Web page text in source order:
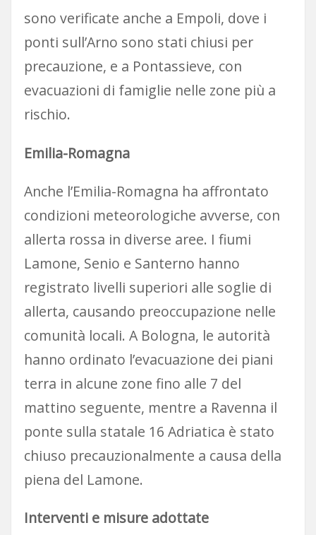
sono verificate anche a Empoli, dove i
ponti sull’Arno sono stati chiusi per
precauzione, e a Pontassieve, con
evacuazioni di famiglie nelle zone più a
rischio.
Emilia-Romagna
Anche l’Emilia-Romagna ha affrontato
condizioni meteorologiche avverse, con
allerta rossa in diverse aree. I fiumi
Lamone, Senio e Santerno hanno
registrato livelli superiori alle soglie di
allerta, causando preoccupazione nelle
comunità locali. A Bologna, le autorità
hanno ordinato l’evacuazione dei piani
terra in alcune zone fino alle 7 del
mattino seguente, mentre a Ravenna il
ponte sulla statale 16 Adriatica è stato
chiuso precauzionalmente a causa della
piena del Lamone.
Interventi e misure adottate